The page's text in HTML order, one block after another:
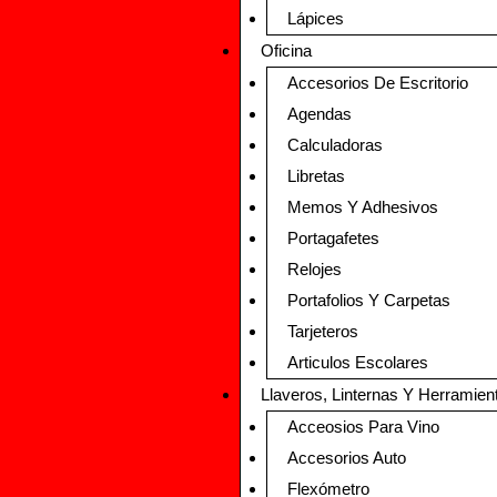
Lápices
Oficina
Accesorios De Escritorio
Agendas
Calculadoras
Libretas
Memos Y Adhesivos
Portagafetes
Relojes
Portafolios Y Carpetas
Tarjeteros
Articulos Escolares
Llaveros, Linternas Y
Acceosios Para Vino
Accesorios Auto
Flexómetro